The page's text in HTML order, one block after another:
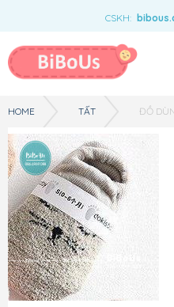
CSKH:
Bé Gái Bé Trai Đồ Chơi &
HOME TẤT ĐỒ